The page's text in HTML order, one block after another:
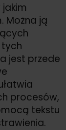
Można ją
jest przede
procesów,
tekstu